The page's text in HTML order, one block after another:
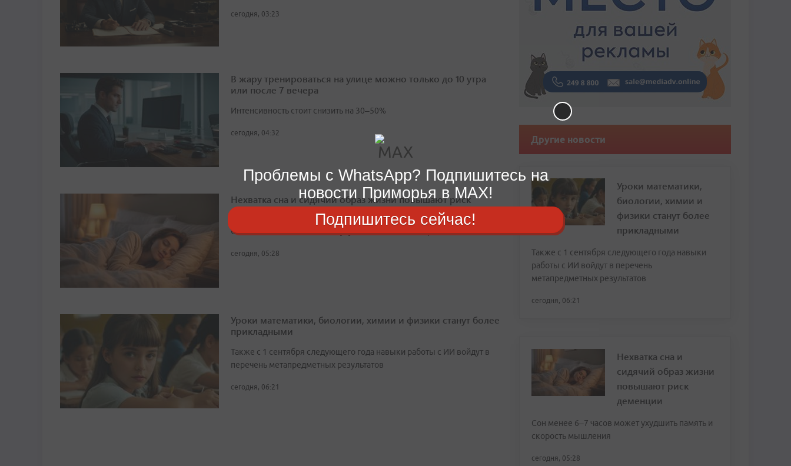
сегодня, 03:23
В жару тренироваться на улице можно только до 10 утра
или после 7 вечера
Интенсивность стоит снизить на 30–50%
сегодня, 04:32
Нехватка сна и сидячий образ жизни повышают риск
деменции
Сон менее 6–7 часов может ухудшить память и скорость мышления
сегодня, 05:28
Уроки математики, биологии, химии и физики станут более
прикладными
Также с 1 сентября следующего года навыки работы с ИИ войдут в
перечень метапредметных результатов
сегодня, 06:21
Другие новости
Уроки математики,
биологии, химии и
физики станут более
прикладными
Также с 1 сентября следующего года навыки
работы с ИИ войдут в перечень
метапредметных результатов
сегодня, 06:21
Нехватка сна и
сидячий образ жизни
повышают риск
деменции
Сон менее 6–7 часов может ухудшить память и
скорость мышления
сегодня, 05:28
Проблемы с WhatsApp? Подпишитесь на
новости Приморья в MAX!
Подпишитесь сейчас!